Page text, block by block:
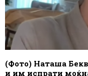
(Фото) Наташа
и им испрати